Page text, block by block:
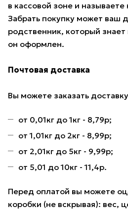
в кассовой зоне и называете
Забрать покупку может ваш
родственник, который
он оформлен.
Почтовая доставка
Вы можете заказать
от 0,01кг до 1кг - 8,79р;
от 1,01кг до 2кг - 8,99р;
от 2,01кг до 5кг - 9,99р;
от 5,01 до 10кг - 11,4р.
Перед оплатой вы можете
коробки (не вскрывая): вес,